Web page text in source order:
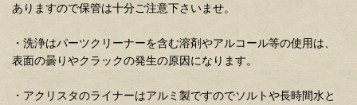
ありますので保管は十分ご注意下さいませ。
・洗浄はパーツクリーナーを含む溶剤やアルコール等の使用は、
表面の曇りやクラックの発生の原因になります。
・アクリスタのライナーはアルミ製ですのでソルトや長時間水と